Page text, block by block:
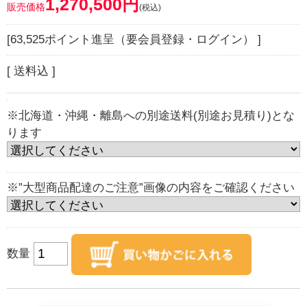
販売価格1,270,500円 (税込)
[63,525ポイント進呈（要会員登録・ログイン） ]
[ 送料込 ]
※北海道・沖縄・離島への別途送料(別途お見積り)とな
ります
※”大型商品配達のご注意”画像の内容をご確認ください
数量